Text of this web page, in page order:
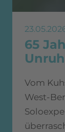
65
Vom
West-